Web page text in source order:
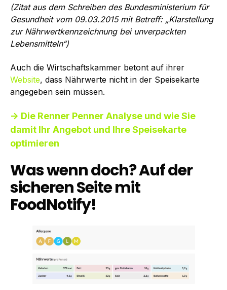
(Zitat aus dem Schreiben des Bundesministerium für
Gesundheit vom 09.03.2015 mit Betreff: „Klarstellung
zur Nährwertkennzeichnung bei unverpackten
Lebensmitteln“)
Auch die Wirtschaftskammer betont auf ihrer
Website, dass Nährwerte nicht in der Speisekarte
angegeben sein müssen.
→ Die Renner Penner Analyse und wie Sie
damit Ihr Angebot und Ihre Speisekarte
optimieren
Was wenn doch? Auf der
sicheren Seite mit
FoodNotify!